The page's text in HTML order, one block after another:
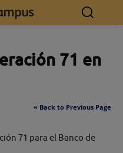
bsch?
71 en
« Back to Previous Page
71 para el Banco de